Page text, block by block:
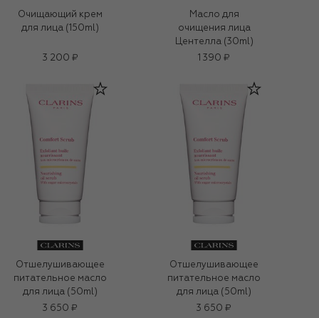
Очищающий крем
для лица (150ml)
3 200 ₽
Масло для
очищения лица
Центелла (30ml)
1 390 ₽
Отшелушивающее
питательное масло
для лица (50ml)
3 650 ₽
Отшелушивающее
питательное масло
для лица (50ml)
3 650 ₽